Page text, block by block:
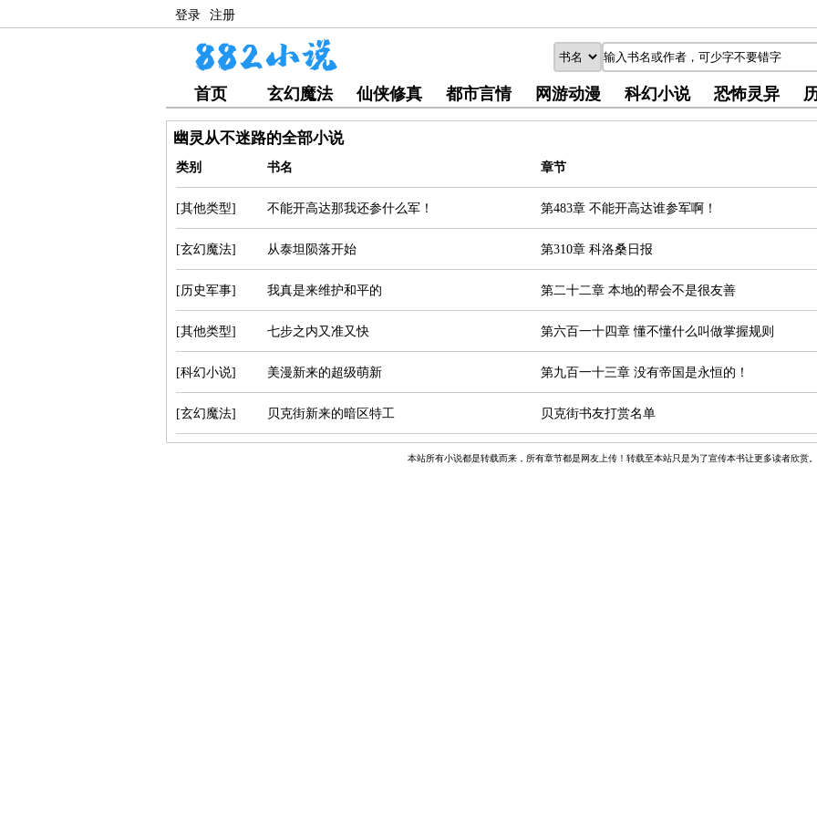
登录 注册
首页 玄幻魔法 仙侠修真 都市言情 网游动漫 科幻小说 恐怖灵异
幽灵从不迷路的全部小说
类别 书名 章节
[其他类型] 不能开高达那我还参什么军！ 第483章 不能开高达谁参军啊！
[玄幻魔法] 从泰坦陨落开始 第310章 科洛桑日报
[历史军事] 我真是来维护和平的 第二十二章 本地的帮会不是很友善
[其他类型] 七步之内又准又快 第六百一十四章 懂不懂什么叫做掌握规则
[科幻小说] 美漫新来的超级萌新 第九百一十三章 没有帝国是永恒的！
[玄幻魔法] 贝克街新来的暗区特工 贝克街书友打赏名单
本站所有小说都是转载而来，所有章节都是网友上传！转载至本站只是为了宣传本书让更多读者欣赏。